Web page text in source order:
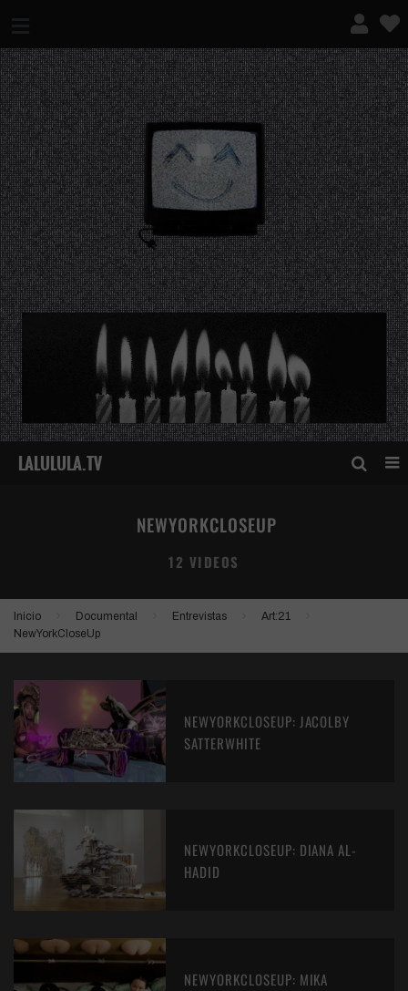
¿QUÉ ES ESTO?
NEWYORKCLOSEUP
12 VIDEOS
Inicio Documental Entrevistas
Art:21
NewYorkCloseUp
NEWYORKCLOSEUP: JACOLBY
SATTERWHITE
NEWYORKCLOSEUP: DIANA AL-
HADID
NEWYORKCLOSEUP: MIKA